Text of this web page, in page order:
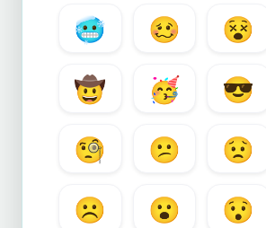
🥶
🥴 😵
🤠
🥳 😎
🧐
😕 😟
☹️
😮 😯